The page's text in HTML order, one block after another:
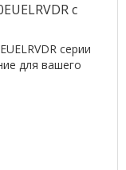
с
серии
для вашего